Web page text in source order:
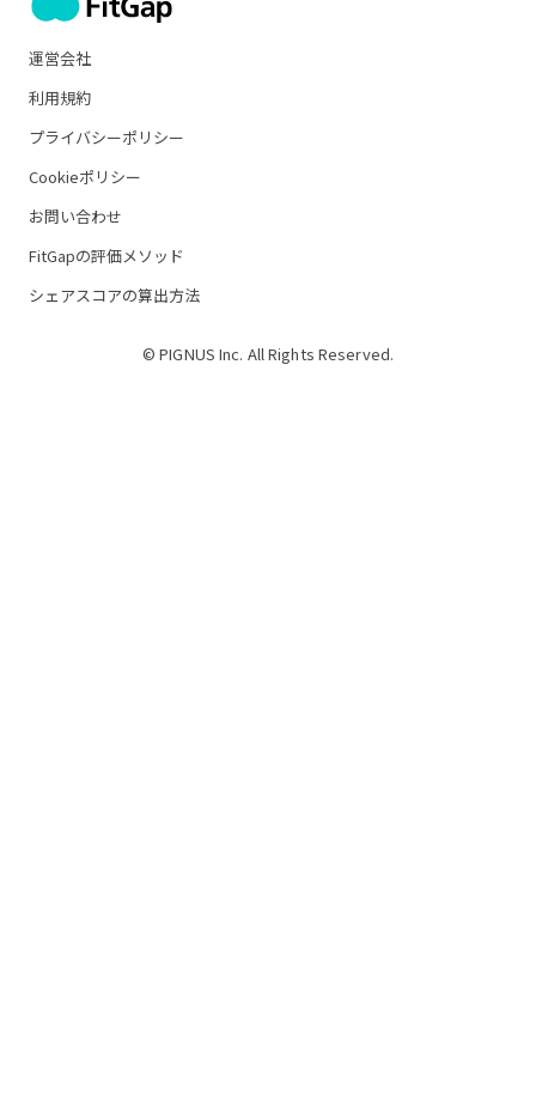
運営会社
利用規約
プライバシーポリシー
Cookieポリシー
お問い合わせ
FitGapの評価メソッド
シェアスコアの算出方法
© PIGNUS Inc. All Rights Reserved.